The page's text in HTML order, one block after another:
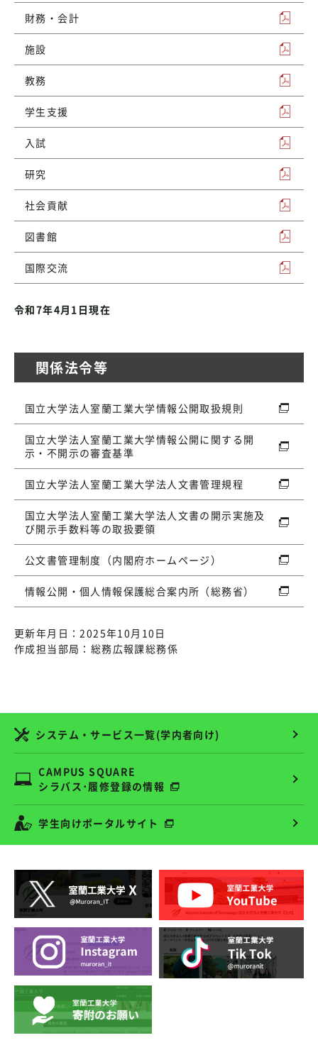
財務・会計
施設
教務
学生支援
入試
研究
社会貢献
図書館
国際交流
令和7年4月1日現在
関係法令等
国立大学法人室蘭工業大学情報公開取扱規則
国立大学法人室蘭工業大学情報公開に関する開
示・不開示の審査基準
国立大学法人室蘭工業大学法人文書管理規程
国立大学法人室蘭工業大学法人文書の開示実施及
び開示手数料等の取扱要領
公文書管理制度（内閣府ホームページ）
情報公開・個人情報保護総合案内所（総務省）
更新年月日：2025年10月10日
作成担当部局：総務広報課総務係
システム・サービス一覧(学内者向け)
CAMPUS SQUARE
シラバス･履修登録の情報
学生向けポータルサイト